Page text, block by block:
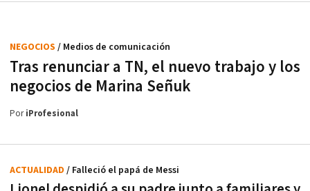
Tras renunciar a TN, el nuevo trabajo y los
negocios de Marina Señuk
NEGOCIOS / Medios de comunicación
PoriProfesional
ACTUALIDAD / Falleció el papá de Messi